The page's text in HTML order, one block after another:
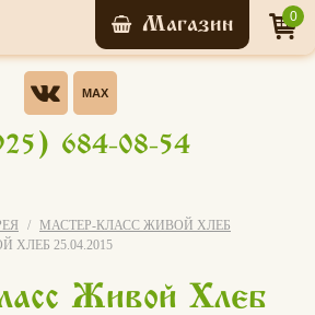
0
в
ЭВО-
684-08-54
МАСТЕР-КЛАСС ЖИВОЙ ХЛЕБ
25.04.2015
Живой Хлеб